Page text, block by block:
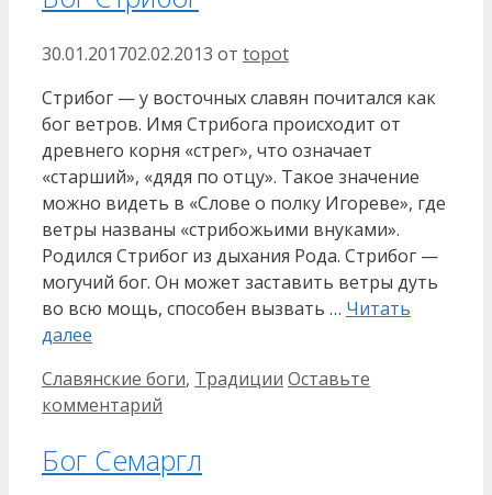
30.01.201702.02.2013 от topot
Стрибог — у восточных славян почитался как
бог ветров. Имя Стрибога происходит от
древнего корня «стрег», что означает
«старший», «дядя по отцу». Такое значение
можно видеть в «Слове о полку Игореве», где
ветры названы «стрибожьими внуками».
Родился Стрибог из дыхания Рода. Стрибог —
могучий бог. Он может заставить ветры дуть
во всю мощь, способен вызвать … Читать
далее
Рубрики
Славянские боги, Традиции Оставьте
комментарий
Бог Семаргл